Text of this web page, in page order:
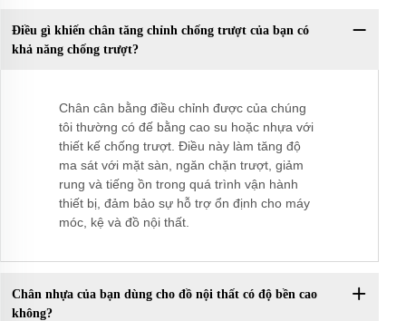
Điều gì khiến chân tăng chỉnh chống trượt của bạn có
khả năng chống trượt?
Chân cân bằng điều chỉnh được của chúng
tôi thường có đế bằng cao su hoặc nhựa với
thiết kế chống trượt. Điều này làm tăng độ
ma sát với mặt sàn, ngăn chặn trượt, giảm
rung và tiếng ồn trong quá trình vận hành
thiết bị, đảm bảo sự hỗ trợ ổn định cho máy
móc, kệ và đồ nội thất.
Chân nhựa của bạn dùng cho đồ nội thất có độ bền cao
không?